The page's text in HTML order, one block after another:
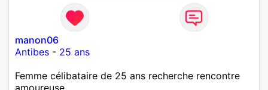
manon06
Antibes - 25 ans
Femme célibataire de 25 ans recherche rencontre
amoureuse